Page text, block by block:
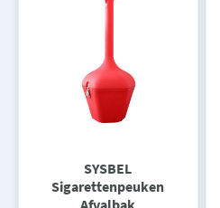
SYSBEL
Sigarettenpeuken